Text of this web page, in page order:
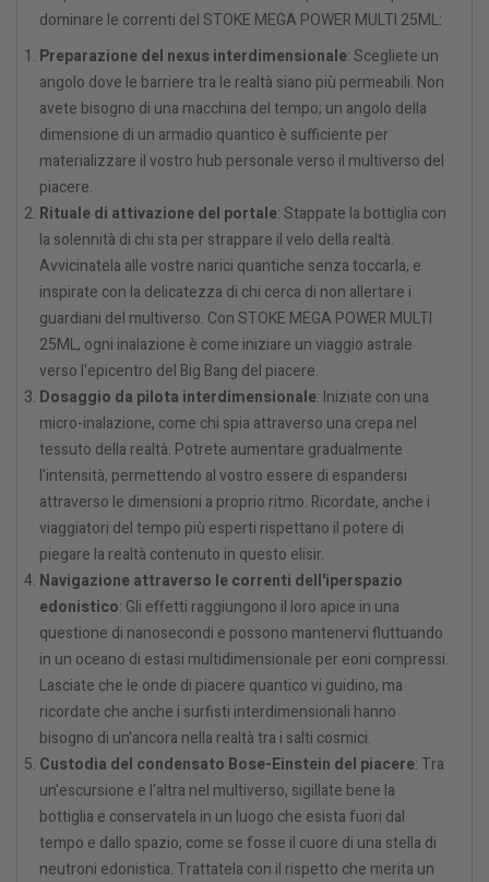
dominare le correnti del STOKE MEGA POWER MULTI 25ML:
Preparazione del nexus interdimensionale: Scegliete un
angolo dove le barriere tra le realtà siano più permeabili. Non
avete bisogno di una macchina del tempo; un angolo della
dimensione di un armadio quantico è sufficiente per
materializzare il vostro hub personale verso il multiverso del
piacere.
Rituale di attivazione del portale: Stappate la bottiglia con
la solennità di chi sta per strappare il velo della realtà.
Avvicinatela alle vostre narici quantiche senza toccarla, e
inspirate con la delicatezza di chi cerca di non allertare i
guardiani del multiverso. Con STOKE MEGA POWER MULTI
25ML, ogni inalazione è come iniziare un viaggio astrale
verso l'epicentro del Big Bang del piacere.
Dosaggio da pilota interdimensionale: Iniziate con una
micro-inalazione, come chi spia attraverso una crepa nel
tessuto della realtà. Potrete aumentare gradualmente
l'intensità, permettendo al vostro essere di espandersi
attraverso le dimensioni a proprio ritmo. Ricordate, anche i
viaggiatori del tempo più esperti rispettano il potere di
piegare la realtà contenuto in questo elisir.
Navigazione attraverso le correnti dell'iperspazio
edonistico: Gli effetti raggiungono il loro apice in una
questione di nanosecondi e possono mantenervi fluttuando
in un oceano di estasi multidimensionale per eoni compressi.
Lasciate che le onde di piacere quantico vi guidino, ma
ricordate che anche i surfisti interdimensionali hanno
bisogno di un'ancora nella realtà tra i salti cosmici.
Custodia del condensato Bose-Einstein del piacere: Tra
un'escursione e l'altra nel multiverso, sigillate bene la
bottiglia e conservatela in un luogo che esista fuori dal
tempo e dallo spazio, come se fosse il cuore di una stella di
neutroni edonistica. Trattatela con il rispetto che merita un